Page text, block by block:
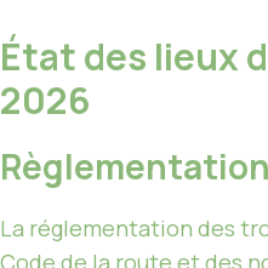
État des lieux
2026
La réglementation des
Code de la route et des